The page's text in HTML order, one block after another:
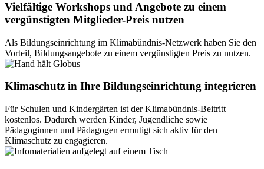
Vielfältige Workshops und Angebote zu einem
vergünstigten Mitglieder-Preis nutzen
Als Bildungseinrichtung im Klimabündnis-Netzwerk haben Sie den
Vorteil, Bildungsangebote zu einem vergünstigten Preis zu nutzen.
Klimaschutz in Ihre Bildungseinrichtung integrieren
Für Schulen und Kindergärten ist der Klimabündnis-Beitritt
kostenlos. Dadurch werden Kinder, Jugendliche sowie
Pädagoginnen und Pädagogen ermutigt sich aktiv für den
Klimaschutz zu engagieren.